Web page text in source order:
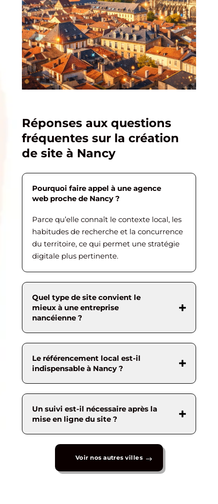
Réponses aux questions
fréquentes sur la création
de site à Nancy
Pourquoi faire appel à une agence
web proche de Nancy ?
Parce qu’elle connaît le contexte local, les
habitudes de recherche et la concurrence
du territoire, ce qui permet une stratégie
digitale plus pertinente.
Quel type de site convient le
mieux à une entreprise
nancéienne ?
Le référencement local est-il
indispensable à Nancy ?
Un suivi est-il nécessaire après la
mise en ligne du site ?
Voir nos autres villes